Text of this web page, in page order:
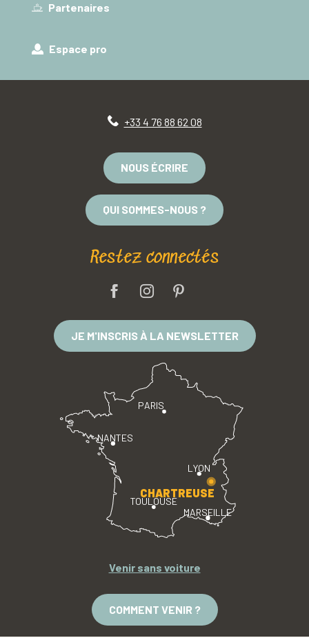
Partenaires
Espace pro
+33 4 76 88 62 08
NOUS ÉCRIRE
QUI SOMMES-NOUS ?
Restez connectés
JE M'INSCRIS À LA NEWSLETTER
PARIS
LYON
TOULOUSE
MARSEILLE
NANTES
CHARTREUSE
Venir sans voiture
COMMENT VENIR ?